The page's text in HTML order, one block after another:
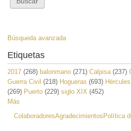
Búsqueda avanzada
Etiquetas
2017 (268) balonmano (271) Calpisa(237)
Guerra Civil (218) Hogueras (693) Hércules
(269) Puerto (229) siglo XIX (452)
Más
ColaboradoresAgradecimientosPolítica